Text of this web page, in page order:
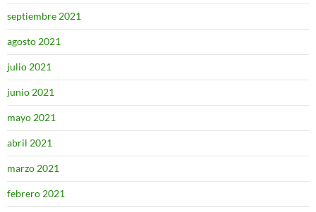
septiembre 2021
agosto 2021
julio 2021
junio 2021
mayo 2021
abril 2021
marzo 2021
febrero 2021